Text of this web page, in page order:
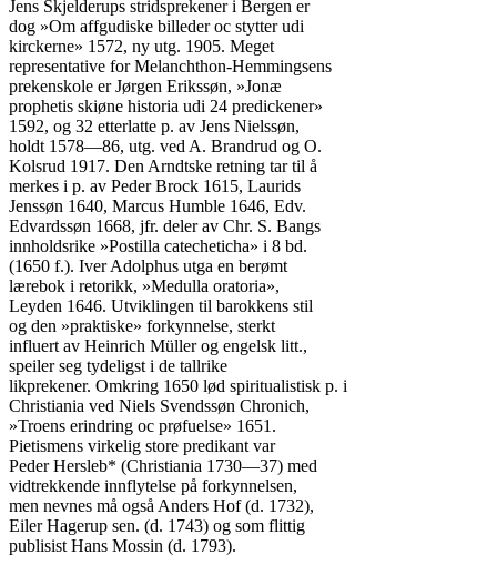
Jens Skjelderups stridsprekener i Bergen er
dog »Om affgudiske billeder oc stytter udi
kirckerne» 1572, ny utg. 1905. Meget
representative for Melanchthon-Hemmingsens
prekenskole er Jørgen Erikssøn, »Jonæ
prophetis skiøne historia udi 24 predickener»
1592, og 32 etterlatte p. av Jens Nielssøn,
holdt 1578—86, utg. ved A. Brandrud og O.
Kolsrud 1917. Den Arndtske retning tar til å
merkes i p. av Peder Brock 1615, Laurids
Jenssøn 1640, Marcus Humble 1646, Edv.
Edvardssøn 1668, jfr. deler av Chr. S. Bangs
innholdsrike »Postilla catecheticha» i 8 bd.
(1650 f.). Iver Adolphus utga en berømt
lærebok i retorikk, »Medulla oratoria»,
Leyden 1646. Utviklingen til barokkens stil
og den »praktiske» forkynnelse, sterkt
influert av Heinrich Müller og engelsk litt.,
speiler seg tydeligst i de tallrike
likprekener. Omkring 1650 lød spiritualistisk p. i
Christiania ved Niels Svendssøn Chronich,
»Troens erindring oc prøfuelse» 1651.
Pietismens virkelig store predikant var
Peder Hersleb* (Christiania 1730—37) med
vidtrekkende innflytelse på forkynnelsen,
men nevnes må også Anders Hof (d. 1732),
Eiler Hagerup sen. (d. 1743) og som flittig
publisist Hans Mossin (d. 1793).